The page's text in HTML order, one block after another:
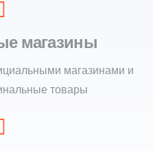
магазины
магазинами и
товары